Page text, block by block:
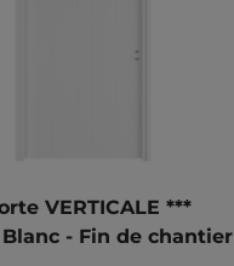
VERTICALE ***
- Fin de chantier